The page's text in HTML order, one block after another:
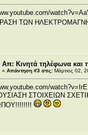
ΤΩΝ
Απ: Κινητά τηλέφωνα και
« Απάντηση #3 στις:Μάρτιος 02,
ΣΤΟΙΧΕΙΩΝ